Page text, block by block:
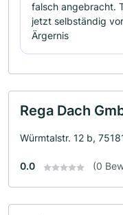
falsch angebracht.
jetzt selbständig
Ärgernis
Rega Dach
Würmtalstr. 12 b,
0.0 (0